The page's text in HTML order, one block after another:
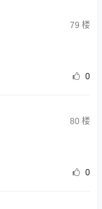
79 楼
0
80楼
0